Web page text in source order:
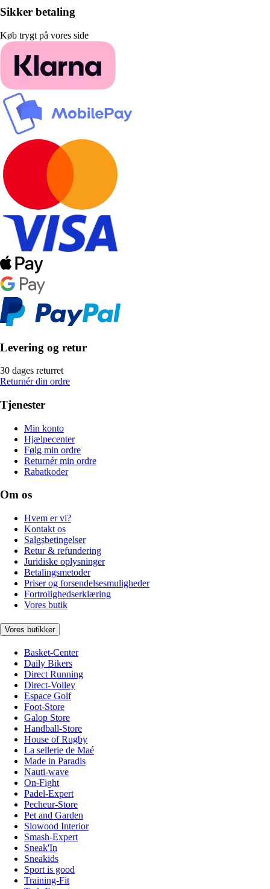
Sikker betaling
Køb trygt på vores side
Levering og retur
30 dages returret
Returnér din ordre
Tjenester
Min konto
Hjælpecenter
Følg min ordre
Returnér min ordre
Rabatkoder
Om os
Hvem er vi?
Kontakt os
Salgsbetingelser
Retur & refundering
Juridiske oplysninger
Betalingsmetoder
Priser og forsendelsesmuligheder
Fortrolighedserklæring
Vores butik
Vores butikker
Basket-Center
Daily Bikers
Direct Running
Direct-Volley
Espace Golf
Foot-Store
Galop Store
Handball-Store
House of Rugby
La sellerie de Maé
Made in Paradis
Nauti-wave
On-Fight
Padel-Expert
Pecheur-Store
Pet and Garden
Slowood Interior
Smash-Expert
Sneak'In
Sneakids
Sport is good
Training-Fit